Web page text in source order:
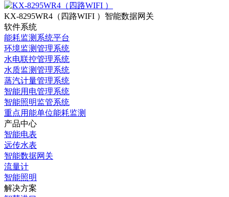
KX-8295WR4（四路WIFI ） 智能数据网关
软件系统
能耗监测系统平台
环境监测管理系统
水电联控管理系统
水质监测管理系统
蒸汽计量管理系统
智能用电管理系统
智能照明监管系统
重点用能单位能耗监测
产品中心
智能电表
远传水表
智能数据网关
流量计
智能照明
解决方案